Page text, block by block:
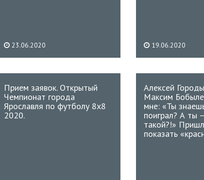
23.06.2020 19.06.2020
Прием заявок. Открытый
Чемпионат города
Ярославля по футболу 8х8
2020.
Алексей
Максим
мне: «Ты
поиграл? А ты
такой?!»
показать